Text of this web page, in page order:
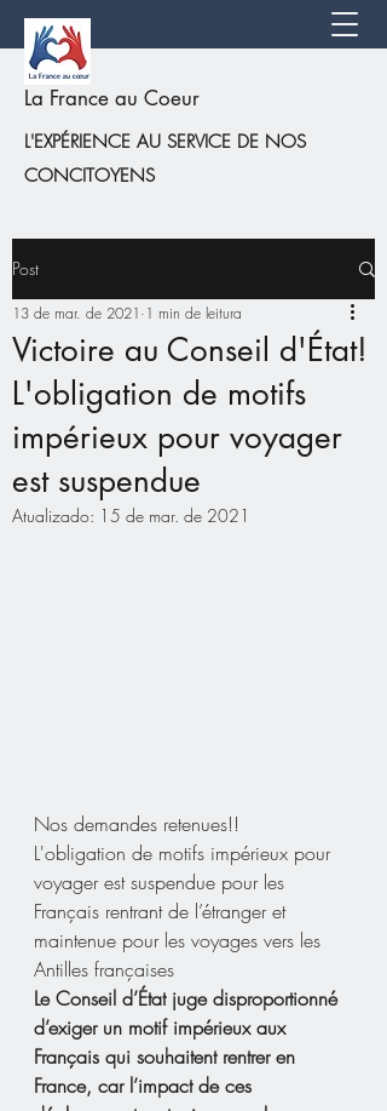
La France au Coeur
L'EXPÉRIENCE AU SERVICE DE NOS
CONCITOYENS
Post
Victoire au Conseil d'État!
L'obligation de motifs
impérieux pour voyager
est suspendue
13 de mar. de 2021 1 min de leitura
Atualizado: 15 de mar. de 2021
Nos demandes retenues!!
L'obligation de motifs impérieux pour
voyager est suspendue pour les
Français rentrant de l’étranger et
maintenue pour les voyages vers les
Antilles françaises
Le Conseil d’État juge disproportionné
d’exiger un motif impérieux aux
Français qui souhaitent rentrer en
France, car l’impact de ces